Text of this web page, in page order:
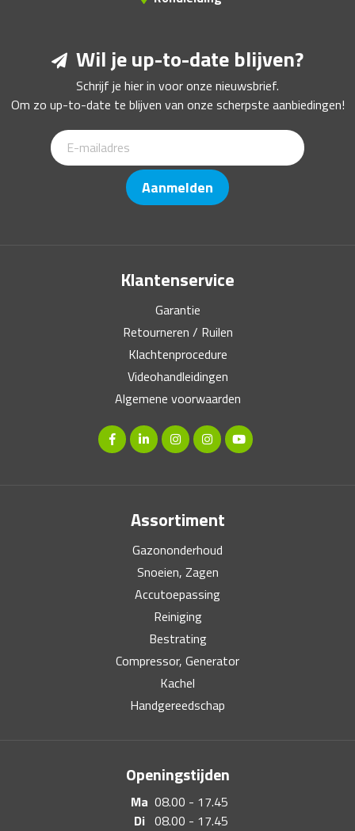
Wil je up-to-date blijven?
Schrijf je hier in voor onze nieuwsbrief.
Om zo up-to-date te blijven van onze scherpste aanbiedingen!
Aanmelden
Klantenservice
Garantie
Retourneren / Ruilen
Klachtenprocedure
Videohandleidingen
Algemene voorwaarden
Assortiment
Gazononderhoud
Snoeien, Zagen
Accutoepassing
Reiniging
Bestrating
Compressor, Generator
Kachel
Handgereedschap
Openingstijden
Ma 08.00 - 17.45
Di 08.00 - 17.45